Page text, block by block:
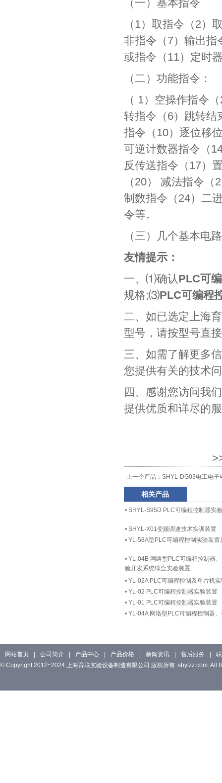
（一）基本指令
（1）取指令（2）
非指令（7）输出指
或指令（11）定时
（二）功能指令：
（ 1）空操作指令
转指令（6）跳转结
指令（10）逐位移
可逆计数器指令（
反传送指令（17）
（20） 减法指令
制数指令（24）二
令等。
（三）几个基本电
友情提示：
一、⑴确认PLC可
规格;⑶PLC可编程
二、如已选定上海
型号，请按型号直
三、如需了解更多
您提供有关的技术
四、感谢您访问我
提供优质和详尽的
上一个产品： SHYL-DG03电工电子
相关产品
• SHYL-S95D PLC可编程控制器实
• SHYL-X01变频调速技术实训装置
• YL-58A型PLC可编程控制实验装置
• YL-04B 网络型PLC可编程控制器
验开发系统综合实验装置
• YL-02A PLC可编程控制及单片机
• YL-02 PLC可编程控制器实验装置
• YL-01 PLC可编程控制器实验装置
• YL-04A 网络型PLC可编程控制器
网站首页 公司简介 产品中心 产品价格 新闻资讯 售后服务
© Copyright 2012~2024 上海育联实验设备制造有限公司 版权所有. shylzz.com. All